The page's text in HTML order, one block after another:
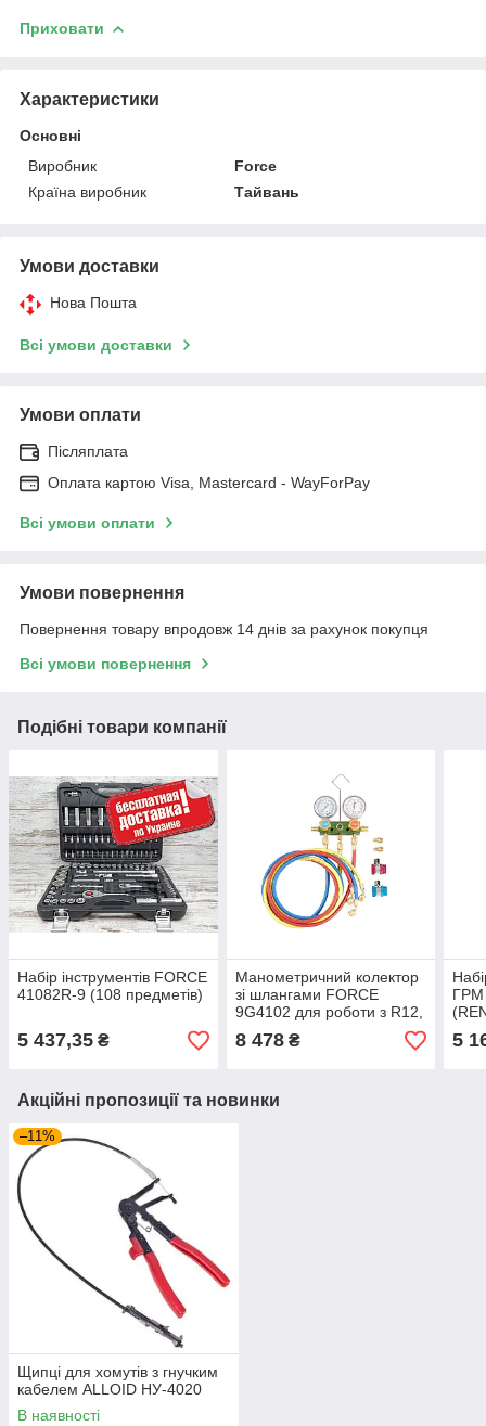
Приховати
Характеристики
Основні
Виробник
Force
Країна виробник
Тайвань
Умови доставки
Нова Пошта
Всі умови доставки
Умови оплати
Післяплата
Оплата картою Visa, Mastercard - WayForPay
Всі умови оплати
Умови повернення
Повернення товару впродовж 14 днів за рахунок покупця
Всі умови повернення
Подібні товари компанії
Набір інструментів FORCE
41082R-9 (108 предметів)
5 437,35 ₴
Манометричний колектор
зі шлангами FORCE
9G4102 для роботи з R12,
R22, R-134А
холодоагентом
8 478₴
ГРМ
(2.0
5
Акційні пропозиції та новинки
–11%
Щипці для хомутів з гнучким
кабелем ALLOID НУ-4020
В наявності